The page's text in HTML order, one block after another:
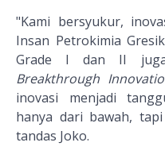
"Kami bersyukur,
Insan Petrokimia
Grade I dan II
Breakthrough
inovasi menjadi
hanya dari bawah,
tandas Joko.